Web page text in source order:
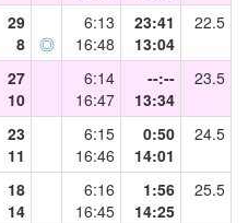
29
8
◎
6:13
16:48
23:41
13:04
22.5
27
10
6:14
16:47
--:--
13:34
23.5
23
11
6:15
16:46
0:50
14:01
24.5
18
14
6:16
16:45
1:56
14:25
25.5